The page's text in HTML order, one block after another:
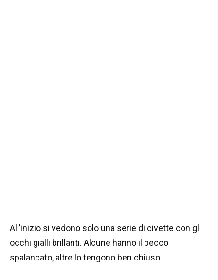
All’inizio si vedono solo una serie di civette con gli
occhi gialli brillanti. Alcune hanno il becco
spalancato, altre lo tengono ben chiuso.